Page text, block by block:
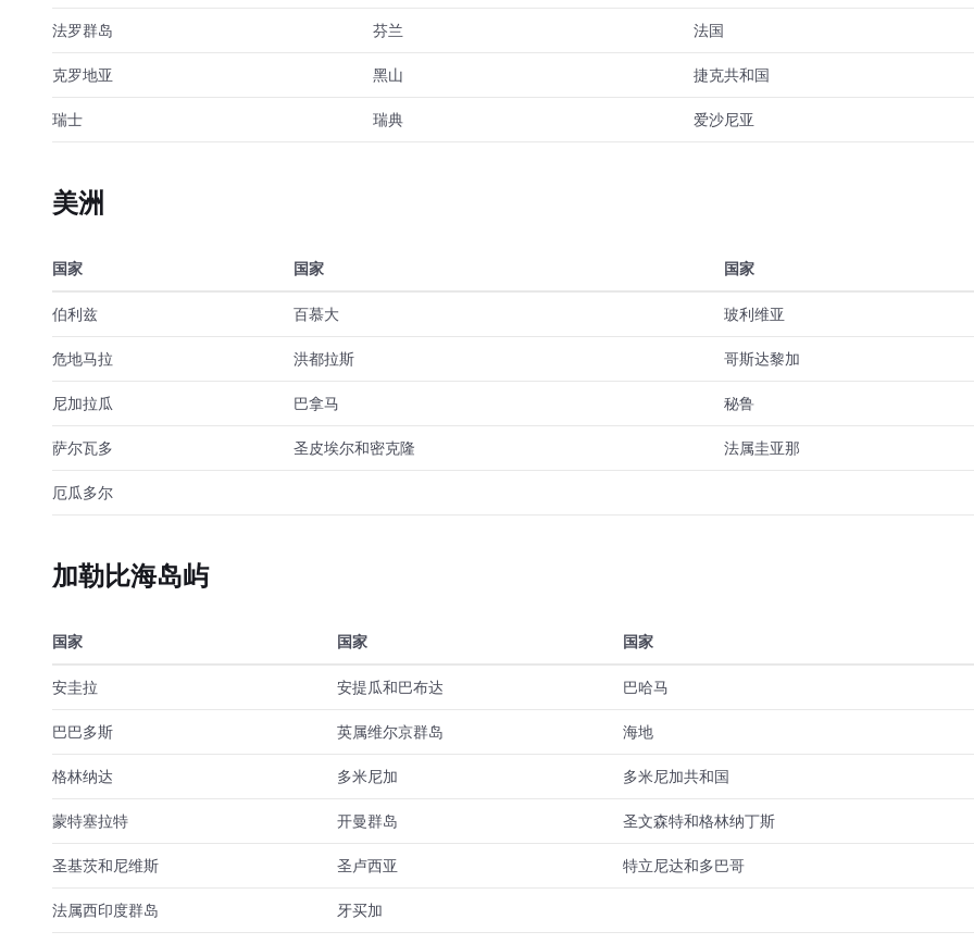
法罗群岛 芬兰 法国
克罗地亚 黑山 捷克共和国
瑞士 瑞典 爱沙尼亚
美洲
国家 国家 国家
伯利兹 百慕大 玻利维亚
危地马拉 洪都拉斯 哥斯达黎加
尼加拉瓜 巴拿马 秘鲁
萨尔瓦多 圣皮埃尔和密克隆 法属圭亚那
厄瓜多尔
加勒比海岛屿
国家 国家 国家
安圭拉 安提瓜和巴布达 巴哈马
巴巴多斯 英属维尔京群岛 海地
格林纳达 多米尼加 多米尼加共和国
蒙特塞拉特 开曼群岛 圣文森特和格林纳丁斯
圣基茨和尼维斯 圣卢西亚 特立尼达和多巴哥
法属西印度群岛 牙买加